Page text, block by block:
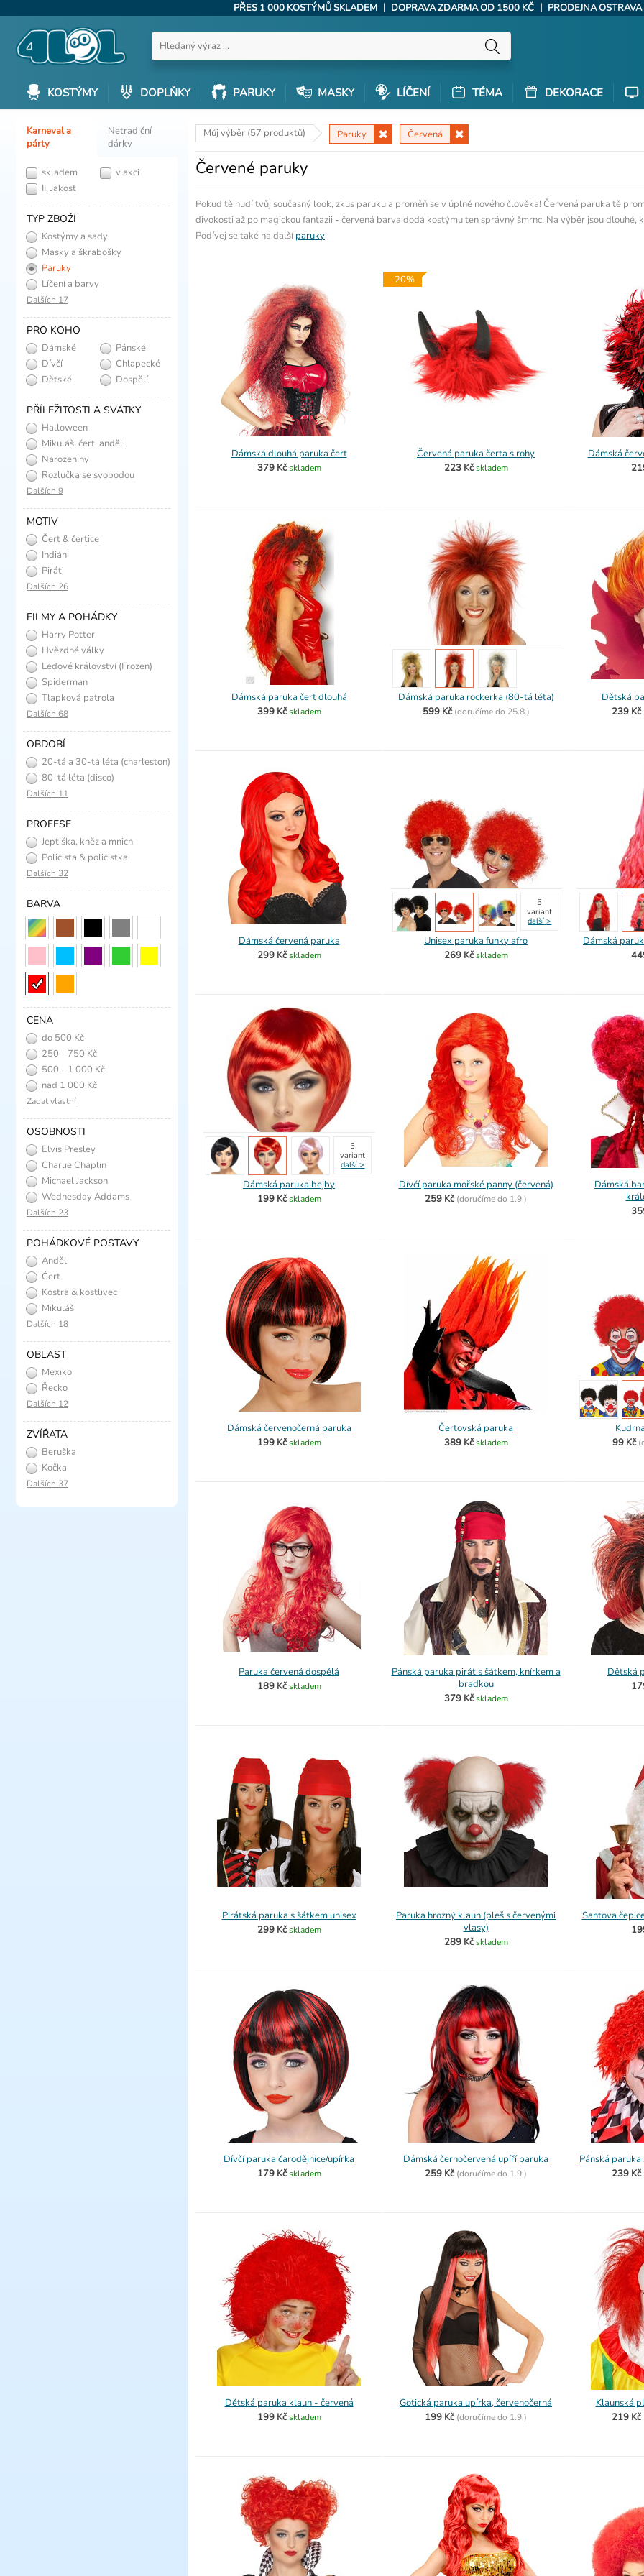
PŘES 1 000 KOSTÝMŮ SKLADEM | DOPRAVA ZDARMA OD 1500 KČ | PRODEJNA OSTRAVA
KOSTÝMY DOPLŇKY PARUKY MASKY LÍČENÍ TÉMA DEKORACE
Můj výběr (57 produktů) Paruky Červená
Červené paruky
Pokud tě nudí tvůj současný look, zkus paruku a proměň se v úplně nového člověka! Červená paruka tě
divokosti až po magickou fantazii - červená barva dodá kostýmu ten správný šmrnc. Na výběr jsou dlouhé,
Podívej se také na dalšíparuky!
Dámská dlouhá paruka čert
379 Kč skladem
-20%
Červená paruka čerta s rohy
223 Kč skladem
Dámská
Dámská paruka čert dlouhá
399 Kč skladem
Dámská paruka rockerka (80-tá léta)
599 Kč (doručíme do 25.8.)
Dětská
239 Kč
Dámská červená paruka
299 Kč skladem
5
variant
další >
Unisex paruka funky afro
269 Kč skladem
Dámská
5
variant
další >
Dámská paruka bejby
199 Kč skladem
Dívčí paruka mořské panny (červená)
259 Kč (doručíme do 1.9.)
Dámská
Dámská červenočerná paruka
199 Kč skladem
Čertovská paruka
389 Kč skladem
99 Kč (
Paruka červená dospělá
189 Kč skladem
Pánská paruka pirát s šátkem, knírkem a
bradkou
379 Kč skladem
Dětská
Pirátská paruka s šátkem unisex
299 Kč skladem
Paruka hrozný klaun (pleš s červenými
vlasy)
289 Kč skladem
Santova
Dívčí paruka čarodějnice/upírka
179 Kč skladem
Dámská černočervená upíří paruka
259 Kč (doručíme do 1.9.)
Pánská
239 Kč
Dětská paruka klaun - červená
199 Kč skladem
Gotická paruka upírka, červenočerná
199 Kč (doručíme do 1.9.)
Klaunská
219 Kč
Karneval a
párty
Netradiční
dárky
skladem
v akci
II. Jakost
TYP ZBOŽÍ
Kostýmy a sady
Masky a škrabošky
Paruky
Líčení a barvy
Dalších 17
PRO KOHO
Dámské
Pánské
Dívčí
Chlapecké
Dětské
Dospělí
PŘÍLEŽITOSTI A SVÁTKY
Halloween
Mikuláš, čert, anděl
Narozeniny
Rozlučka se svobodou
Dalších 9
MOTIV
Čert & čertice
Indiáni
Piráti
Dalších 26
FILMY A POHÁDKY
Harry Potter
Hvězdné války
Ledové království (Frozen)
Spiderman
Tlapková patrola
Dalších 68
OBDOBÍ
20-tá a 30-tá léta (charleston)
80-tá léta (disco)
Dalších 11
PROFESE
Jeptiška, kněz a mnich
Policista & policistka
Dalších 32
BARVA
CENA
do 500 Kč
250 - 750 Kč
500 - 1 000 Kč
nad 1 000 Kč
Zadat vlastní
OSOBNOSTI
Elvis Presley
Charlie Chaplin
Michael Jackson
Wednesday Addams
Dalších 23
POHÁDKOVÉ POSTAVY
Anděl
Čert
Kostra & kostlivec
Mikuláš
Dalších 18
OBLAST
Mexiko
Řecko
Dalších 12
ZVÍŘATA
Beruška
Kočka
Dalších 37